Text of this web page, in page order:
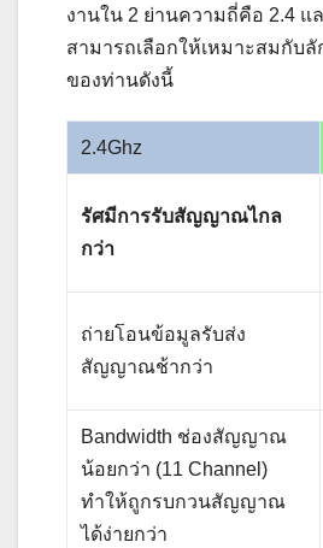
งานใน 2 ย่านความถี่คือ 2.4 แ
สามารถเลือกให้เหมาะสมกับ
ของท่านดังนี้
2.4Ghz
รัศมีการรับสัญญาณไกล
กว่า
ถ่ายโอนข้อมูลรับส่ง
สัญญาณช้ากว่า
Bandwidth ช่องสัญญาณ
น้อยกว่า (11 Channel)
ทำให้ถูกรบกวนสัญญาณ
ได้ง่ายกว่า